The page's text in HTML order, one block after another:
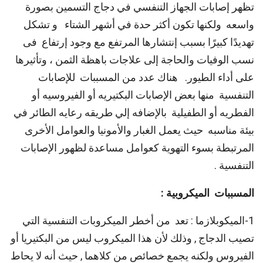
تظهر إصابات الجهاز التنفسي في دجاج التسمين بصورة
واسعه ولكنها تكون أكثر حدة في أشهر الشتاء و تشكل
تهديدًا كبيرًا بسبب إنتشارها المرتفع مع وجود إرتفاع فى
نسب الوفيات والحاجة إلى علاجات باهظة الثمن ، وتأثيرها
على أداء الطيور. هناك عدد من المسببات للإصابات
التنفسية منها بعض الإصابات البكتيريه أو الفيروسيه أو
الفطريه أو الطفيلية بالإضافه إلي طريقه رعايه الطائر في
بيئة مناسبه حيث يعمل الغبار والأمونيا والعوامل الأخرى
المرتبطة بسوء التهوية كعوامل مساعدة لظهور الإصابات
التنفسية .
المسببات الميكروبية :
1-الميكوبلازما : تعد من أخطر الميكروبات التنفسية التي
تصيب الدجاج , وذلك لأن هذا الميكروب ليس من البكتيريا أو
الفيروس ولكنه يجمع خصائص من كلاهما , حيث أنه لا يحاط